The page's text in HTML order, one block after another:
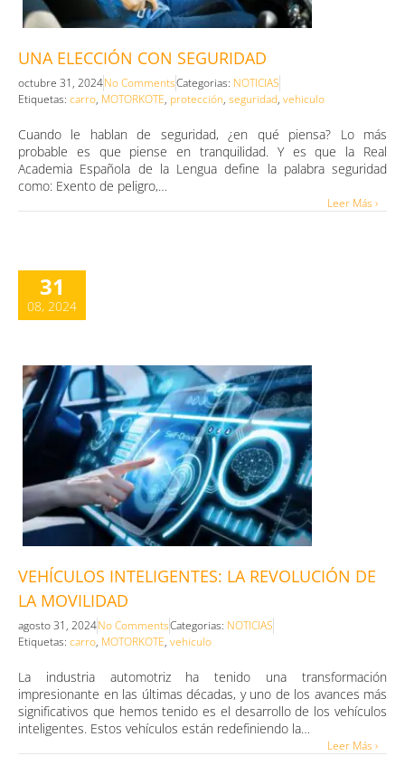
UNA ELECCIÓN CON SEGURIDAD
octubre 31, 2024No CommentsCategorias: NOTICIAS
Etiquetas: carro, MOTORKOTE, protección, seguridad, vehiculo
Cuando le hablan de seguridad, ¿en qué piensa? Lo más
probable es que piense en tranquilidad. Y es que la Real
Academia Española de la Lengua define la palabra seguridad
como: Exento de peligro,…
Leer Más ›
31
08, 2024
VEHÍCULOS INTELIGENTES: LA REVOLUCIÓN DE
LA MOVILIDAD
agosto 31, 2024No CommentsCategorias: NOTICIAS
Etiquetas: carro, MOTORKOTE, vehiculo
La industria automotriz ha tenido una transformación
impresionante en las últimas décadas, y uno de los avances más
significativos que hemos tenido es el desarrollo de los vehículos
inteligentes. Estos vehículos están redefiniendo la…
Leer Más ›